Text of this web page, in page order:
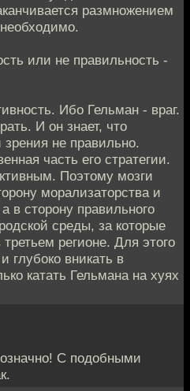
размножением
или не правильность -
Ибо Гельман - враг.
И он знает, что
зрения не правильно.
часть его стратегии.
Поэтому мозги
морализаторства и
в сторону правильного
среды, за которые
регионе. Для этого
глубоко вникать в
катать Гельмана на хуях
С подобными